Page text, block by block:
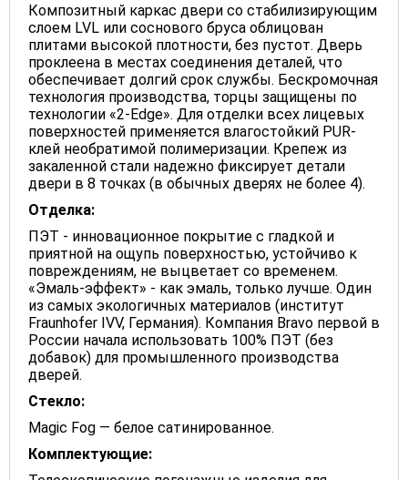
Композитный каркас двери со стабилизирующим
слоем LVL или соснового бруса облицован
плитами высокой плотности, без пустот. Дверь
проклеена в местах соединения деталей, что
обеспечивает долгий срок службы. Бескромочная
технология производства, торцы защищены по
технологии «2-Edge». Для отделки всех лицевых
поверхностей применяется влагостойкий PUR-
клей необратимой полимеризации. Крепеж из
закаленной стали надежно фиксирует детали
двери в 8 точках (в обычных дверях не более 4).
Отделка:
ПЭТ - инновационное покрытие c гладкой и
приятной на ощупь поверхностью, устойчиво к
повреждениям, не выцветает со временем.
«Эмаль-эффект» - как эмаль, только лучше. Один
из самых экологичных материалов (институт
Fraunhofer IVV, Германия). Компания Bravo первой в
России начала использовать 100% ПЭТ (без
добавок) для промышленного производства
дверей.
Стекло:
Magic Fog — белое сатинированное.
Комплектующие: